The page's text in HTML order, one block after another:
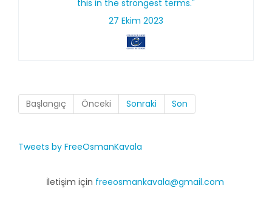
this in the strongest terms."
27 Ekim 2023
Başlangıç Önceki Sonraki Son
Tweets by FreeOsmanKavala
İletişim için freeosmankavala@gmail.com